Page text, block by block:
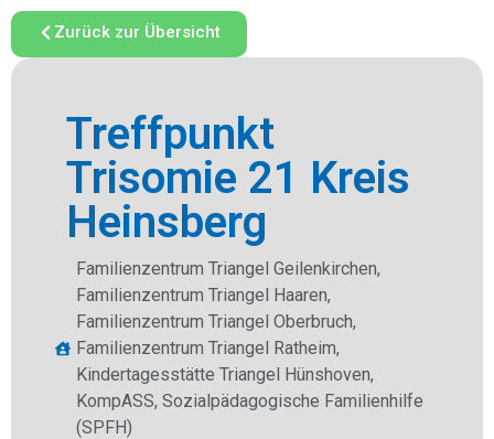
Zurück zur Übersicht
Treffpunkt
Trisomie 21 Kreis
Heinsberg
Familienzentrum Triangel Geilenkirchen,
Familienzentrum Triangel Haaren,
Familienzentrum Triangel Oberbruch,
Familienzentrum Triangel Ratheim,
Kindertagesstätte Triangel Hünshoven,
KompASS, Sozialpädagogische Familienhilfe
(SPFH)